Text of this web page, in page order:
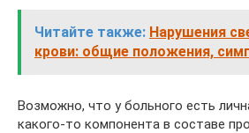
Читайте также: Нарушения
крови: общие положения,
Возможно, что у больного есть
какого-то компонента в составе